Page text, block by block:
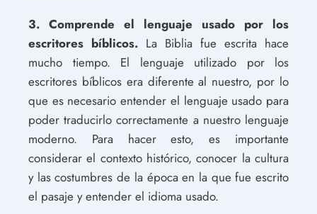
3. Comprende el lenguaje usado por los
escritores bíblicos. La Biblia fue escrita hace
mucho tiempo. El lenguaje utilizado por los
escritores bíblicos era diferente al nuestro, por lo
que es necesario entender el lenguaje usado para
poder traducirlo correctamente a nuestro lenguaje
moderno. Para hacer esto, es importante
considerar el contexto histórico, conocer la cultura
y las costumbres de la época en la que fue escrito
el pasaje y entender el idioma usado.